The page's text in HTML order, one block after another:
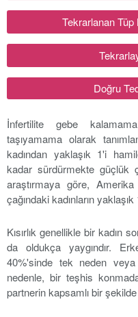
Tekrarlanan Tüp
Doğru
İnfertilite gebe
taşıyamama olarak
kadından yaklaşık 1'i
kadar sürdürmekte güçlük
araştırmaya göre,
çağındaki kadınların
Kısırlık genellikle bir kadın
da oldukça yaygındır.
40%'sinde tek neden
nedenle, bir teşhis
partnerin kapsamlı bir